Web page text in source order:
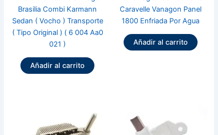
Brasilia Combi Karmann
Sedan ( Vocho ) Transporte
( Tipo Original ) ( 6 004 Aa0
021 )
Añadir al carrito
Caravelle Vanagon Panel
1800 Enfriada Por Agua
Añadir al carrito